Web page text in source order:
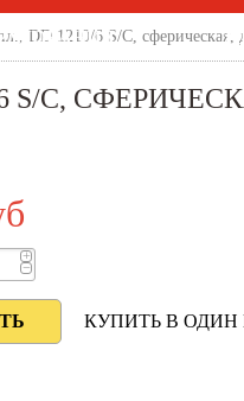
DD 1210/6 S/C, сферическая,
S/C,
+
−
КУПИТЬ В ОДИН